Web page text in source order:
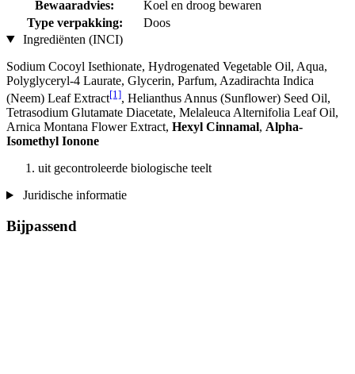
Bewaaradvies:
Koel en droog bewaren
Type verpakking:
Doos
Ingrediënten (INCI)
Sodium Cocoyl Isethionate, Hydrogenated Vegetable Oil, Aqua,
Polyglyceryl-4 Laurate, Glycerin, Parfum, Azadirachta Indica
(Neem) Leaf Extract[1], Helianthus Annus (Sunflower) Seed Oil,
Tetrasodium Glutamate Diacetate, Melaleuca Alternifolia Leaf Oil,
Arnica Montana Flower Extract, Hexyl Cinnamal, Alpha-
Isomethyl Ionone
uit gecontroleerde biologische teelt
Juridische informatie
Bijpassend